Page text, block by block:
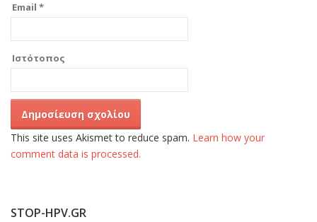
Email *
Ιστότοπος
This site uses Akismet to reduce spam. Learn how your
comment data is processed.
STOP-HPV.GR